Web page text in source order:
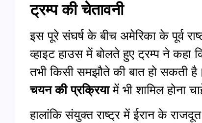
ट्रम्प की चेतावनी
इस पूरे संघर्ष के बीच अमेरिका के पूर्व
व्हाइट हाउस में बोलते हुए ट्रम्प ने कहा
तभी किसी समझौते की बात हो सकती
चयन की प्रक्रियामें भी शामिल होना
हालांकि संयुक्त राष्ट्र में ईरान के